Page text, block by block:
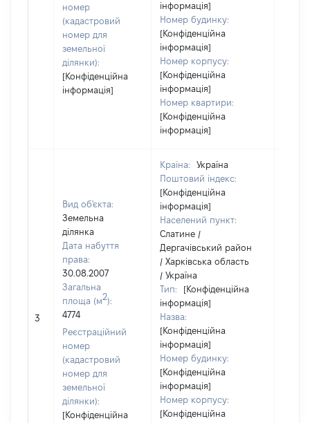
номер
(кадастровий
номер для
земельної
ділянки):
[Конфіденційна
інформація]
інформація]
Номер будинку:
[Конфіденційна
інформація]
Номер корпусу:
[Конфіденційна
інформація]
Номер квартири:
[Конфіденційна
інформація]
3
Вид об'єкта:
Земельна
ділянка
Дата набуття
права:
30.08.2007
Загальна
площа (м2):
4774
Реєстраційний
номер
(кадастровий
номер для
земельної
ділянки):
[Конфіденційна
Країна:
Україна
Поштовий індекс:
[Конфіденційна
інформація]
Населений пункт:
Слатине /
Дергачівський район
/ Харківська область
/ Україна
Тип:
[Конфіденційна
інформація]
Назва:
[Конфіденційна
інформація]
Номер будинку:
[Конфіденційна
інформація]
Номер корпусу:
[Конфіденційна